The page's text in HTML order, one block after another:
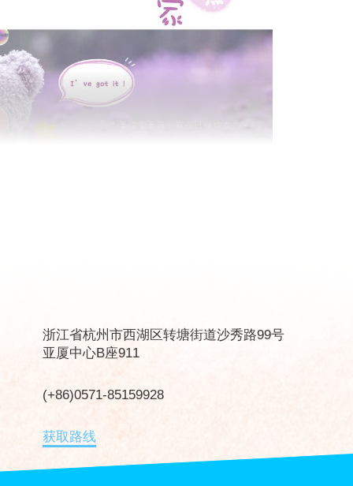
浙江省杭州市西湖区转塘街道沙秀路99号
亚厦中心B座911
(+86)0571-85159928
获取路线